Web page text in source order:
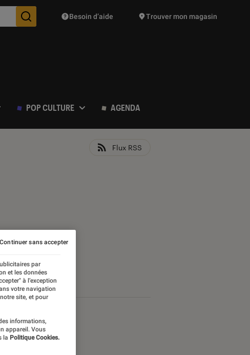
Des suggestions de produits vont vous être proposées
Besoin d’aide Trouver mon magasin
POP CULTURE AGENDA
Flux RSS
par
et les données
à l’exception
votre navigation
site, et pour
informations,
appareil. Vous
la Politique Cookies.
Continuer sans accepter